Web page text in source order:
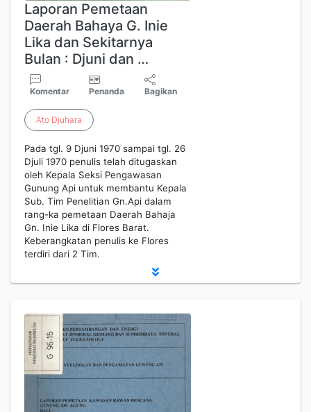
Laporan Pemetaan
Daerah Bahaya G. Inie
Lika dan Sekitarnya
Bulan : Djuni dan …
Komentar Penanda Bagikan
Ato Djuhara
Pada tgl. 9 Djuni 1970 sampai tgl. 26
Djuli 1970 penulis telah ditugaskan
oleh Kepala Seksi Pengawasan
Gunung Api untuk membantu Kepala
Sub. Tim Penelitian Gn.Api dalam
rang-ka pemetaan Daerah Bahaja
Gn. Inie Lika di Flores Barat.
Keberangkatan penulis ke Flores
terdiri dari 2 Tim.